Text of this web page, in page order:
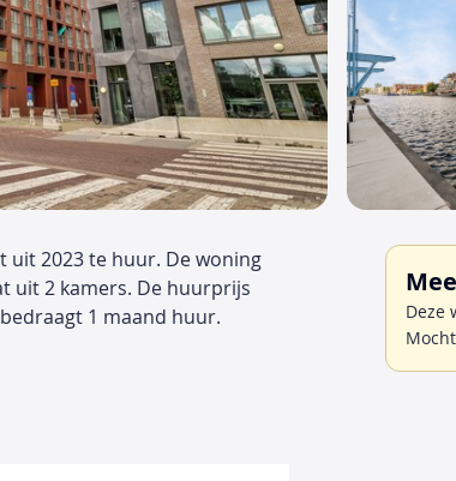
uit 2023 te huur. De woning
uit 2 kamers. De huurprijs
1 maand huur.
Deze